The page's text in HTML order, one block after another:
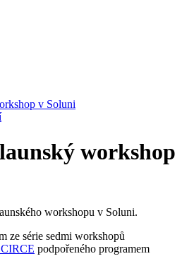
workshop
workshopu v Soluni.
ze série sedmi workshopů
podpořeného programem